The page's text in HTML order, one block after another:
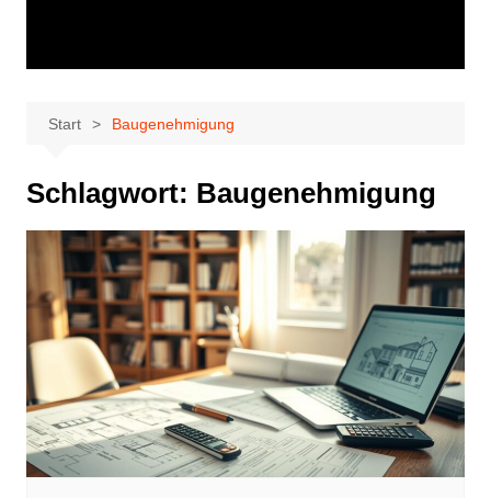
Start Baugenehmigung
Schlagwort: Baugenehmigung